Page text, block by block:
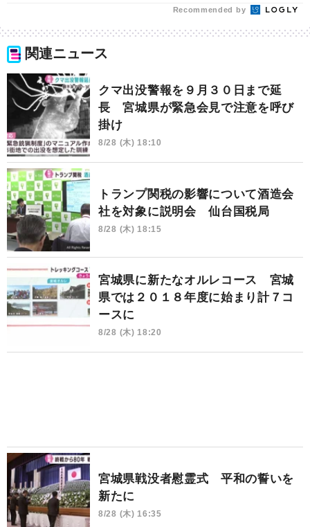
Recommended by
関連ニュース
クマ出没警報を９月３０日まで延
長 宮城県が緊急会見で注意を呼び
掛け
8/28 (木) 18:10
トランプ関税の影響について酒造会
社を対象に説明会 仙台国税局
8/28 (木) 18:15
宮城県に新たなオルレコース 宮城
県では２０１８年度に始まり計７コ
ースに
8/28 (木) 18:20
宮城県戦没者慰霊式 平和の誓いを
新たに
8/28 (木) 16:35